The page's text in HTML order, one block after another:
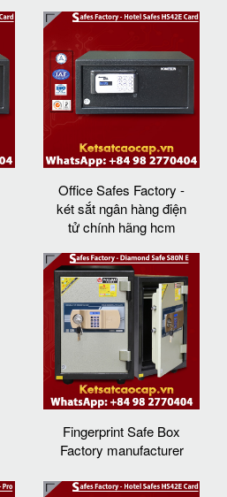
Office Safes Factory -
két sắt ngân hàng điện
tử chính hãng hcm
Fingerprint Safe Box
Factory manufacturer